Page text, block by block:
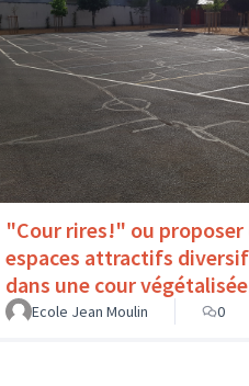
"Cour rires!" ou proposer
espaces attractifs
dans une cour
Ecole Jean Moulin 0